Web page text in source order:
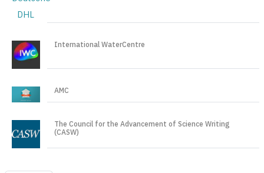
International WaterCentre
AMC
The Council for the Advancement of Science Writing
(CASW)